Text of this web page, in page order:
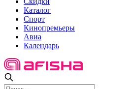
Каталог
Спорт
Кинопремьеры
Авиа
Календарь